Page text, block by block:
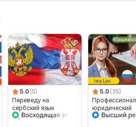
5.0 (5)
Переведу на
сербский язык
кириллицей и
5.0 (35)
юридический
перевод с